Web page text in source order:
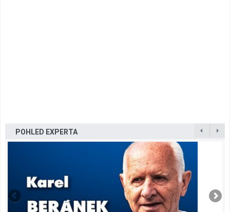
POHLED EXPERTA